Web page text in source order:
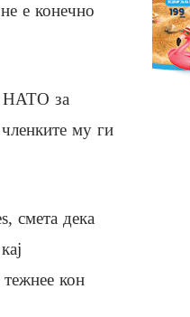
е конечно
НАТО за
му ги
смета дека
кон